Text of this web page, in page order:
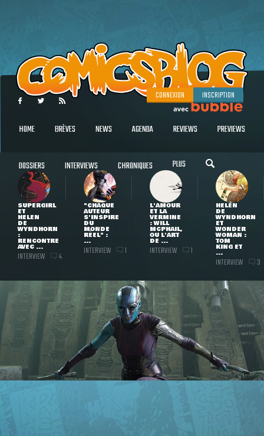
CONNEXION INSCRIPTION
HOME BRÈVES NEWS AGENDA REVIEWS PREVIEWS
DOSSIERS INTERVIEWS CHRONIQUES PLUS
SUPERGIRL
ET
HELEN
DE
WYNDHORN
:
RENCONTRE
AVEC ...
INTERVIEW 4
"CHAQUE
AUTEUR
S'INSPIRE
DU
MONDE
RÉEL" :
...
INTERVIEW 1
L'AMOUR
ET LA
VERMINE
: WILL
MCPHAIL,
OU L'ART
DE ...
INTERVIEW 1
HELEN
DE
WYNDHORN
ET
WONDER
WOMAN :
TOM
KING ET
...
INTERVIEW 3